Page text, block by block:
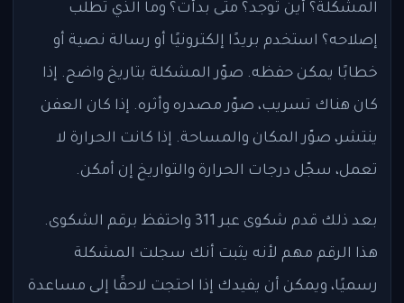
المشكلة؟ أين توجد؟ متى بدأت؟ وما الذي تطلب
إصلاحه؟ استخدم بريدًا إلكترونيًا أو رسالة نصية أو
خطابًا يمكن حفظه. صوّر المشكلة بتاريخ واضح. إذا
كان هناك تسريب، صوّر مصدره وأثره. إذا كان العفن
ينتشر، صوّر المكان والمساحة. إذا كانت الحرارة لا
تعمل، سجّل درجات الحرارة والتواريخ إن أمكن.
بعد ذلك قدم شكوى عبر 311 واحتفظ برقم الشكوى.
هذا الرقم مهم لأنه يثبت أنك سجلت المشكلة
رسميًا، ويمكن أن يفيدك إذا احتجت لاحقًا إلى مساعدة